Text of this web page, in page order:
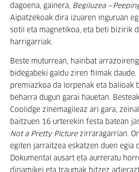
dagoena, gainera, Begiluzea—
Aipatzekoak dira izuaren inguruan
sotil eta magnetikoa, eta beti bizirik
harrigarriak.
Beste muturrean, hainbat
bidegabeki galdu ziren filmak daude.
premiazkoa da lorpenak eta balioak
beharra dugun garai hauetan.
Coolidge zinemagileaz ari gara,
baitzuen 16 urterekin festa batean
Not a Pretty Picturezirraragarrian.
egiten jarraitzea eskatzen duen egia
Dokumental ausart eta aurreratu
dinamikei eta traumak hitzez